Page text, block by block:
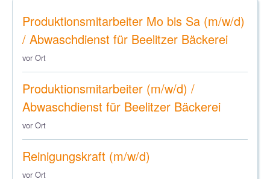
Produktionsmitarbeiter Mo bis Sa (m/w/d)
/ Abwaschdienst für Beelitzer Bäckerei
vor Ort
Produktionsmitarbeiter (m/w/d) /
Abwaschdienst für Beelitzer Bäckerei
vor Ort
Reinigungskraft (m/w/d)
vor Ort